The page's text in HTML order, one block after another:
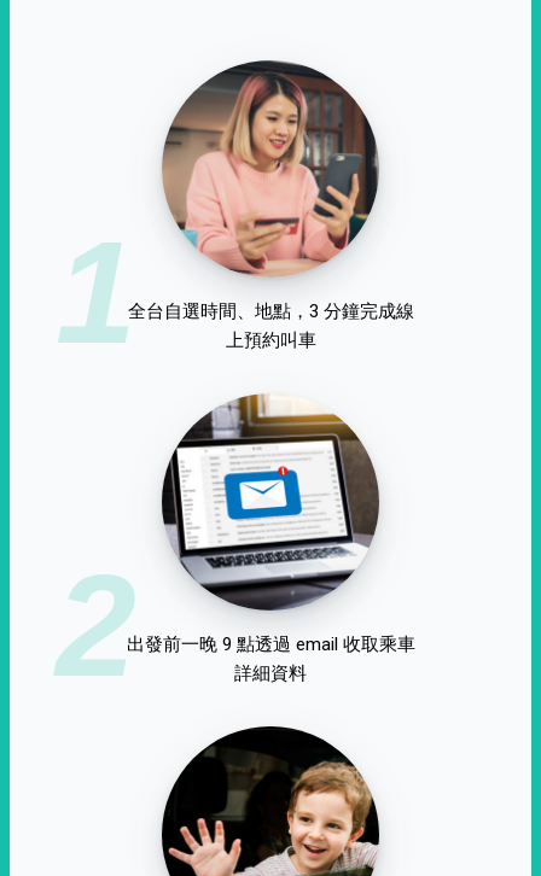
1全台自選時間、地點，3 分鐘完成線
上預約叫車
2出發前一晚 9 點透過 email 收取乘車
詳細資料